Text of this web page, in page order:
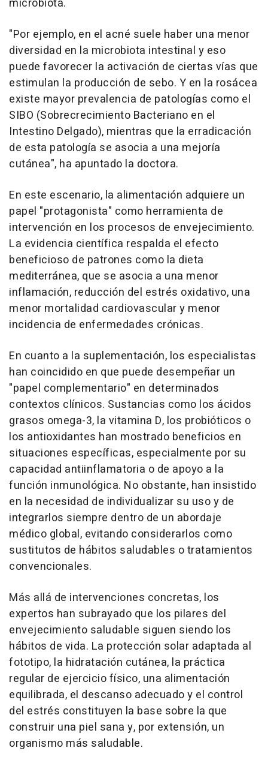
microbiota.
"Por ejemplo, en el acné suele haber una menor
diversidad en la microbiota intestinal y eso
puede favorecer la activación de ciertas vías que
estimulan la producción de sebo. Y en la rosácea
existe mayor prevalencia de patologías como el
SIBO (Sobrecrecimiento Bacteriano en el
Intestino Delgado), mientras que la erradicación
de esta patología se asocia a una mejoría
cutánea", ha apuntado la doctora.
En este escenario, la alimentación adquiere un
papel "protagonista" como herramienta de
intervención en los procesos de envejecimiento.
La evidencia científica respalda el efecto
beneficioso de patrones como la dieta
mediterránea, que se asocia a una menor
inflamación, reducción del estrés oxidativo, una
menor mortalidad cardiovascular y menor
incidencia de enfermedades crónicas.
En cuanto a la suplementación, los especialistas
han coincidido en que puede desempeñar un
"papel complementario" en determinados
contextos clínicos. Sustancias como los ácidos
grasos omega-3, la vitamina D, los probióticos o
los antioxidantes han mostrado beneficios en
situaciones específicas, especialmente por su
capacidad antiinflamatoria o de apoyo a la
función inmunológica. No obstante, han insistido
en la necesidad de individualizar su uso y de
integrarlos siempre dentro de un abordaje
médico global, evitando considerarlos como
sustitutos de hábitos saludables o tratamientos
convencionales.
Más allá de intervenciones concretas, los
expertos han subrayado que los pilares del
envejecimiento saludable siguen siendo los
hábitos de vida. La protección solar adaptada al
fototipo, la hidratación cutánea, la práctica
regular de ejercicio físico, una alimentación
equilibrada, el descanso adecuado y el control
del estrés constituyen la base sobre la que
construir una piel sana y, por extensión, un
organismo más saludable.